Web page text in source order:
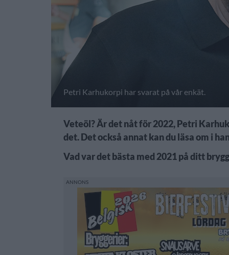
Petri Karhukorpi har svarat på vår enkät.
Veteöl? Är det nåt för 2022, Petri
det. Det också annat kan du läsa om i
Vad var det bästa med 2021 på ditt